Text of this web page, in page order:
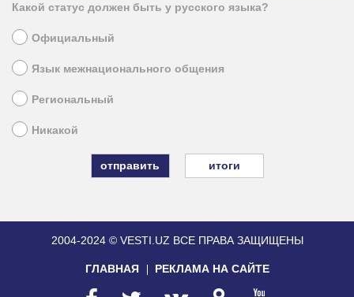
Какой статус должен быть у русского языка?
Официальный
Язык межнационального общения
Региональный
Никакой
итоги
2004-2024 © VESTI.UZ ВСЕ ПРАВА ЗАЩИЩЕНЫ
ГЛАВНАЯ РЕКЛАМА НА САЙТЕ